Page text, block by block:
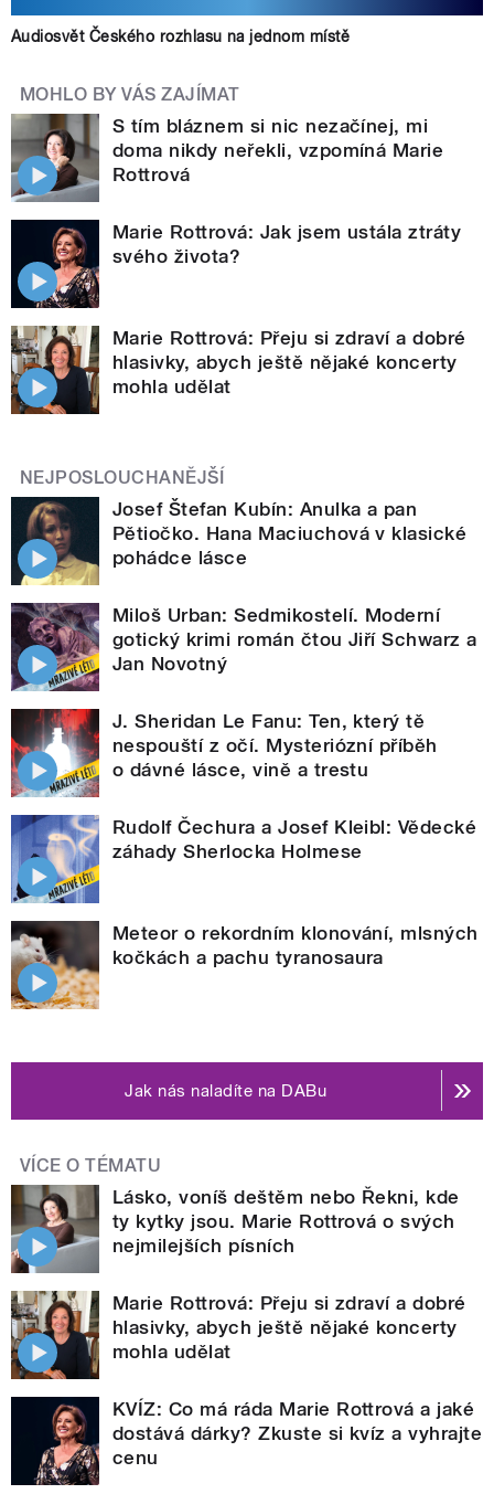
Audiosvět Českého rozhlasu na jednom místě
MOHLO BY VÁS ZAJÍMAT
S tím bláznem si nic nezačínej, mi
doma nikdy neřekli, vzpomíná Marie
Rottrová
Marie Rottrová: Jak jsem ustála ztráty
svého života?
Marie Rottrová: Přeju si zdraví a dobré
hlasivky, abych ještě nějaké koncerty
mohla udělat
NEJPOSLOUCHANĚJŠÍ
Josef Štefan Kubín: Anulka a pan
Pětiočko. Hana Maciuchová v klasické
pohádce lásce
Miloš Urban: Sedmikostelí. Moderní
gotický krimi román čtou Jiří Schwarz a
Jan Novotný
J. Sheridan Le Fanu: Ten, který tě
nespouští z očí. Mysteriózní příběh
o dávné lásce, vině a trestu
Rudolf Čechura a Josef Kleibl: Vědecké
záhady Sherlocka Holmese
Meteor o rekordním klonování, mlsných
kočkách a pachu tyranosaura
Jak nás naladíte na DABu
VÍCE O TÉMATU
Lásko, voníš deštěm nebo Řekni, kde
ty kytky jsou. Marie Rottrová o svých
nejmilejších písních
Marie Rottrová: Přeju si zdraví a dobré
hlasivky, abych ještě nějaké koncerty
mohla udělat
KVÍZ: Co má ráda Marie Rottrová a jaké
dostává dárky? Zkuste si kvíz a vyhrajte
cenu